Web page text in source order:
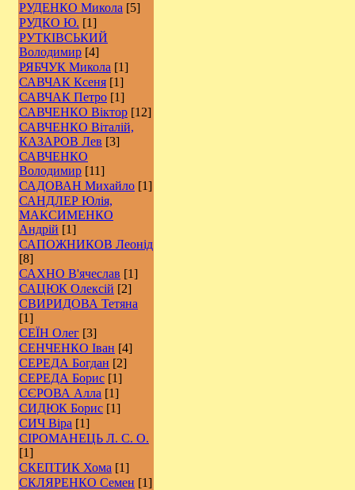
РУДЕНКО Микола [5]
РУДКО Ю. [1]
РУТКІВСЬКИЙ
Володимир [4]
РЯБЧУК Микола [1]
САВЧАК Ксеня [1]
САВЧАК Петро [1]
САВЧЕНКО Віктор [12]
САВЧЕНКО Віталій,
КАЗАРОВ Лев [3]
САВЧЕНКО
Володимир [11]
САДОВАН Михайло [1]
САНДЛЕР Юлія,
МАКСИМЕНКО
Андрій [1]
САПОЖНИКОВ Леонід
[8]
САХНО В'ячеслав [1]
САЦЮК Олексій [2]
СВИРИДОВА Тетяна
[1]
СЕЇН Олег [3]
СЕНЧЕНКО Іван [4]
СЕРЕДА Богдан [2]
СЕРЕДА Борис [1]
СЄРОВА Алла [1]
СИДЮК Борис [1]
СИЧ Віра [1]
СІРОМАНЕЦЬ Л. С. О.
[1]
СКЕПТИК Хома [1]
СКЛЯРЕНКО Семен [1]